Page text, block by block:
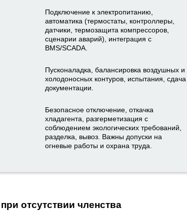
Подключение к электропитанию,
автоматика (термостаты, контроллеры,
датчики, термозащита компрессоров,
сценарии аварий), интеграция с
BMS/SCADA.
Пусконаладка, балансировка воздушных и
холодоносных контуров, испытания, сдача
документации.
Безопасное отключение, откачка
хладагента, разгерметизация с
соблюдением экологических требований,
разделка, вывоз. Важны допуски на
огневые работы и охрана труда.
отсутствии членства